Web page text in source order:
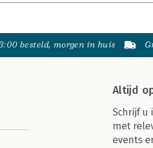
besteld, morgen in huis
Altijd
Schrijf u
met
events